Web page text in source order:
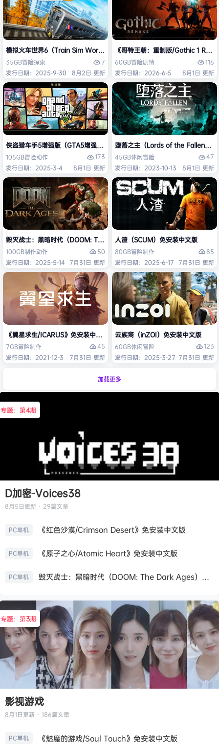
模拟火车世界6（Train Sim World 6）免安装中文版
35GB冒险探索
7
发行日期：2025-9-30
8月2日 更新
《哥特王朝：重制版/Gothic 1
60GB冒险剧情
116
发行日期：2026-6-5
8月1日 更新
侠盗猎车手5增强版（GTA5增强版（Grand Theft Auto V Enhanced）免
105GB冒险动作
173
发行日期：2025-3-4
8月1日 更新
堕落之主（Lords of the Fallen）免
45GB休闲冒险
47
发行日期：2023-10-13
8月1日 更新
毁灭战士：黑暗时代（DOOM: The Dark Ages）免安装中文版
100GB制作动作
50
发行日期：2025-5-14 7月31日 更新
人渣（SCUM）免安装中文版
80GB冒险制作
85
发行日期：2025-6-17 7月31日 更新
《翼星求生/ICARUS》免安装中文版
7GB冒险制作
45
发行日期：2021-12-3
7月31日 更新
云族裔（inZOI）免安装中文版
60GB休闲冒险
123
发行日期：2025-3-27 7月31日 更新
加载更多
专题：第4期
D加密-Voices38
8月5日更新 · 29篇文章
PC单机 《红色沙漠/Crimson Desert》免安装中文版
PC单机 《原子之心/Atomic Heart》免安装中文版
PC单机 毁灭战士：黑暗时代（DOOM: The Dark Ages）免安装中文版
专题：第3期
影视游戏
8月1日更新 · 186篇文章
PC单机 《魅魔的游戏/Soul Touch》免安装中文版